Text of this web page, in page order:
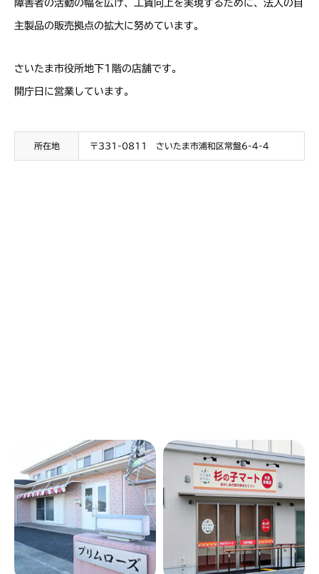
障害者の活動の幅を広げ、工賃向上を実現するために、法人の自
主製品の販売拠点の拡大に努めています。
さいたま市役所地下1階の店舗です。
開庁日に営業しています。
所在地 〒331-0811 さいたま市浦和区常盤6-4-4